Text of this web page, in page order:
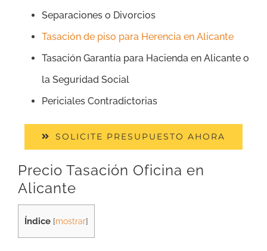
Separaciones o Divorcios
Tasación de piso para Herencia en Alicante
Tasación Garantía para Hacienda en Alicante o
la Seguridad Social
Periciales Contradictorias
SOLICITE PRESUPUESTO AHORA
Precio Tasación Oficina en
Alicante
Índice [mostrar]